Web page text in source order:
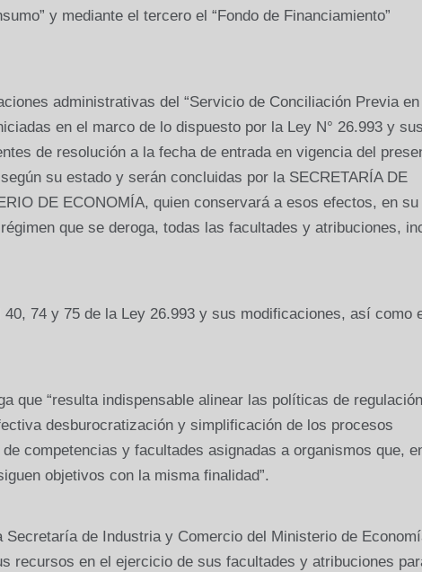
y mediante el tercero el “Fondo de Financiamiento”
administrativas del “Servicio de Conciliación Previa
en el marco de lo dispuesto por la Ley N° 26.993 y sus
de resolución a la fecha de entrada en vigencia del
su estado y serán concluidas por la SECRETARÍA DE
DE ECONOMÍA, quien conservará a esos efectos, en su
que se deroga, todas las facultades y atribuciones,
74 y 75 de la Ley 26.993 y sus modificaciones, así como
que “resulta indispensable alinear las políticas de
desburocratización y simplificación de los procesos
competencias y facultades asignadas a organismos que,
objetivos con la misma finalidad”.
de Industria y Comercio del Ministerio de
recursos en el ejercicio de sus facultades y atribuciones